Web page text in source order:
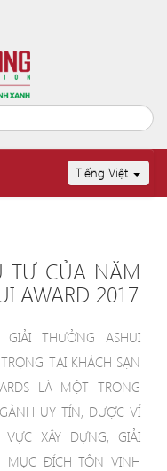
Tiếng Việt
TƯ CỦA NĂM
AWARD 2017
THƯỞNG ASHUI
TẠI KHÁCH SẠN
LÀ MỘT TRONG
UY TÍN, ĐƯỢC VÍ
VỰC XÂY DỰNG, GIẢI
MỤC ĐÍCH TÔN VINH